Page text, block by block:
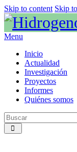
Skip to content Skip
Menu
Inicio
Actualidad
Investigación
Proyectos
Informes
Quiénes somos